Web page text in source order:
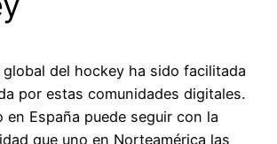
global del hockey ha sido facilitada
por estas comunidades digitales.
en España puede seguir con la
que uno en Norteamérica las